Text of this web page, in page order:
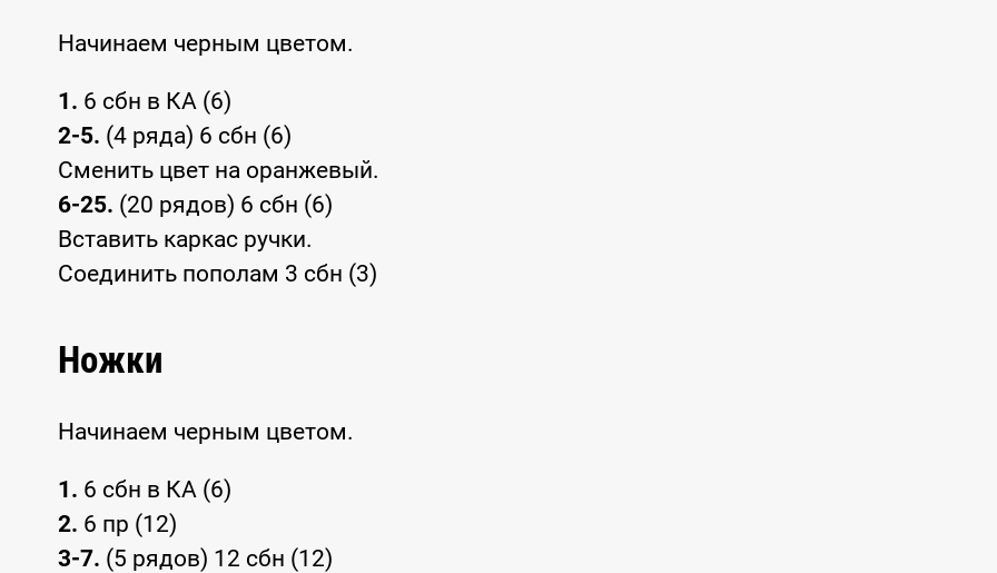
Начинаем черным цветом.
1. 6 сбн в КА (6)
2-5. (4 ряда) 6 сбн (6)
Сменить цвет на оранжевый.
6-25. (20 рядов) 6 сбн (6)
Вставить каркас ручки.
Соединить пополам 3 сбн (3)
Ножки
Начинаем черным цветом.
1. 6 сбн в КА (6)
2. 6 пр (12)
3-7. (5 рядов) 12 сбн (12)